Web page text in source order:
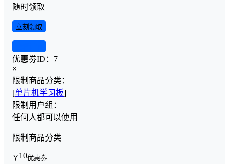
随时领取
立刻领取
优惠劵ID： 7
×
限制商品分类：
[单片机学习板]
限制用户组：
任何人都可以使用
限制商品分类
￥ 10优惠劵